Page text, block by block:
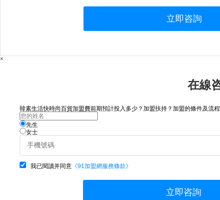
立即咨詢
×
在線
韓素生活快時尚百貨加盟費前期預計投入多少？加盟扶持？加盟的條件及流
先生
女士
我已閱讀并同意 《91加盟網服務條款》
立即咨詢